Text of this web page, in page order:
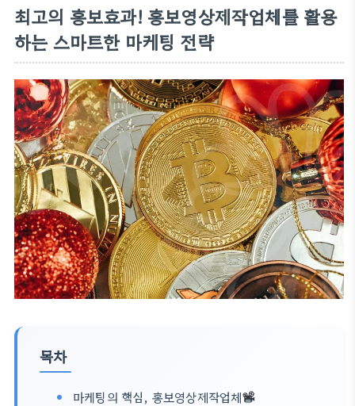
최고의 홍보효과! 홍보영상제작업체를 활용
하는 스마트한 마케팅 전략
목차
마케팅의 핵심, 홍보영상제작업체